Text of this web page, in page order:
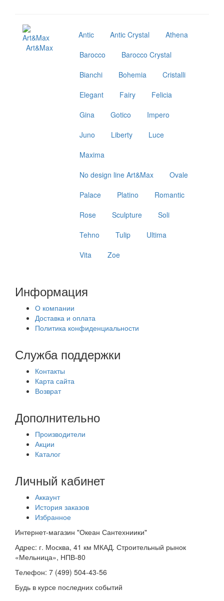
Art&Max
Antic Antic Crystal
Athena
Barocco
Barocco Crystal
Bianchi
Bohemia
Cristalli
Elegant
Fairy
Felicia
Gina
Gotico
Impero
Juno
Liberty
Luce
Maxima
No design line Art&Max
Ovale
Palace
Platino
Romantic
Rose
Sculpture
Soli
Tehno
Tulip
Ultima
Vita
Zoe
Информация
О компании
Доставка и оплата
Политика конфиденциальности
Служба поддержки
Контакты
Карта сайта
Возврат
Дополнительно
Производители
Акции
Каталог
Личный кабинет
Аккаунт
История заказов
Избранное
Интернет-магазин "Океан Сантехниики"
Адрес: г. Москва, 41 км МКАД. Строительный рынок
«Мельница», НПВ-80
Телефон: 7 (499) 504-43-56
Будь в курсе последних событий